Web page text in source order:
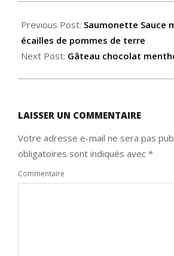
03-
26
Previous Post: Saumonette Sauce
écailles de pommes de terre
Next Post: Gâteau chocolat
LAISSER UN COMMENTAIRE
Votre adresse e-mail ne sera pas
obligatoires sont indiqués avec *
Commentaire